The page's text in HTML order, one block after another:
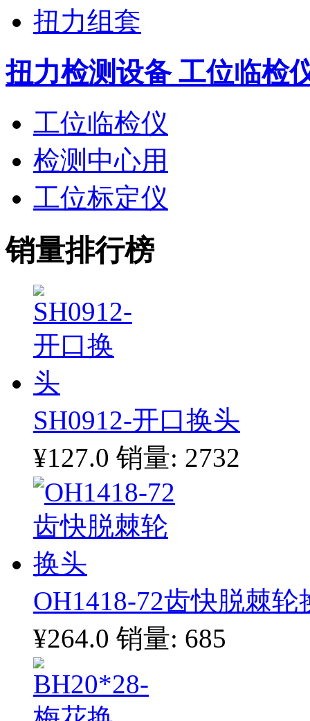
扭力组套
扭力检测设备 工位临检
工位临检仪
检测中心用
工位标定仪
销量排行榜
SH0912-开口换头
¥127.0 销量: 2732
OH1418-72齿快脱棘轮
¥264.0 销量: 685